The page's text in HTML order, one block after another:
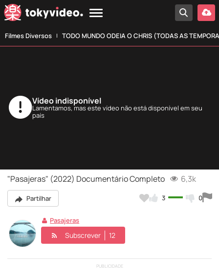
Filmes Diversos TODO MUNDO ODEIA O CHRIS (TODAS AS
Vídeo indisponível
Lamentamos, mas este vídeo não está disponível em seu
país
"Pasajeras" (2022) Documentário Completo 6,3k
Partilhar 3 0
Pasajeras
Subscrever 12
PUBLICIDADE